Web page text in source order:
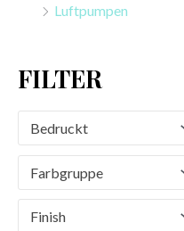
Luftpumpen
FILTER
Bedruckt
Farbgruppe
Finish